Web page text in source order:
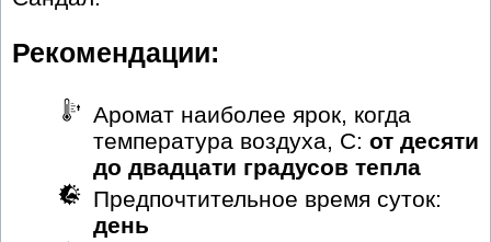
Рекомендации:
Аромат наиболее ярок, когда
температура воздуха, С: от десяти
до двадцати градусов тепла
Предпочтительное время суток:
день